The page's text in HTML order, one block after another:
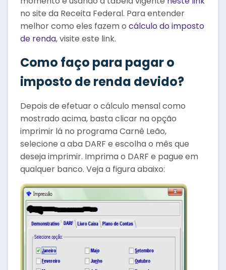
no site da Receita Federal. Para entender
melhor como eles fazem o cálculo do imposto
de renda, visite este link.
Como faço para pagar o
imposto de renda devido?
Depois de efetuar o cálculo mensal como
mostrado acima, basta clicar na opção
imprimir lá no programa Carnê Leão,
selecione a aba DARF e escolha o mês que
deseja imprimir. Imprima o DARF e pague em
qualquer banco. Veja a figura abaixo: